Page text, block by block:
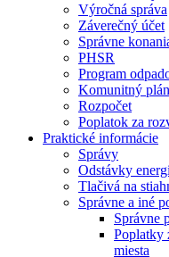
Výročná správa
Záverečný účet
Správne
PHSR
Program
Komunitný
Rozpočet
Poplatok za
Praktické informácie
Správy
Odstávky
Tlačivá na
Správne a iné
Správne
Poplatky
miesta